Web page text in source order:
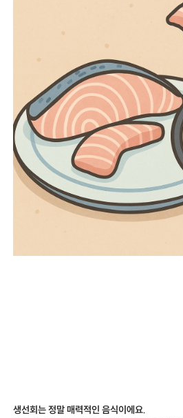
생선회는 정말 매력적인 음식이에요.